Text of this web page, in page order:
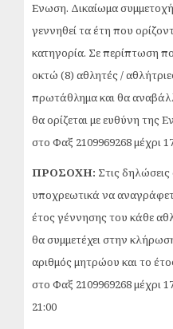
Ενωση. Δικαίωμα
γεννηθεί τα έτη που
κατηγορία. Σε περίπτωση
οκτώ (8) αθλητές /
πρωτάθλημα και θα
θα ορίζεται με ευθύνη της
στο Φαξ 2109969268 μέχρι
ΠΡΟΣΟΧΗ: Στις
υποχρεωτικά να
έτος γέννησης του κάθε
θα συμμετέχει στην
αριθμός μητρώου και το
στο Φαξ 2109969268 μέχρι
21:00